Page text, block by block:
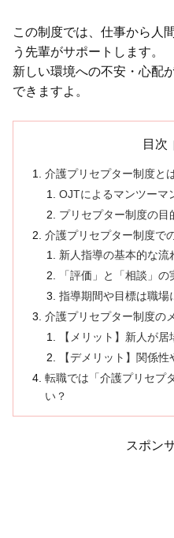
この制度では、仕事から人
う先輩がサポートします。
新しい環境への不安・心配
できますよ。
目次
介護プリセプター制度と
OJTによるマンツーマ
プリセプター制度の目
介護プリセプター制度で
新人指導の基本的な流
「評価」と「相談」の
指導期間や目標は職場
介護プリセプター制度の
【メリット】新人が
【デメリット】関係
転職では「介護プリセプ
い？
スポン